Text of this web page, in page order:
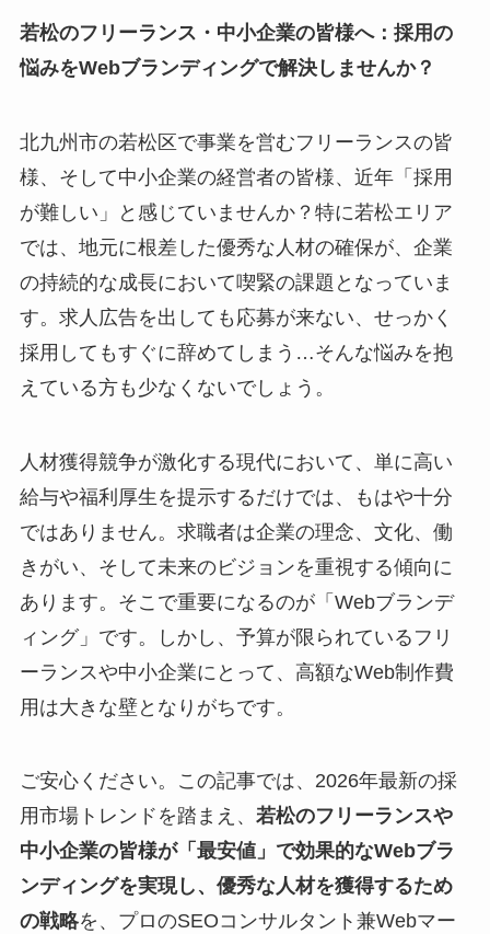
若松のフリーランス・中小企業の皆様へ：採用の
悩みをWebブランディングで解決しませんか？
北九州市の若松区で事業を営むフリーランスの皆
様、そして中小企業の経営者の皆様、近年「採用
が難しい」と感じていませんか？特に若松エリア
では、地元に根差した優秀な人材の確保が、企業
の持続的な成長において喫緊の課題となっていま
す。求人広告を出しても応募が来ない、せっかく
採用してもすぐに辞めてしまう…そんな悩みを抱
えている方も少なくないでしょう。
人材獲得競争が激化する現代において、単に高い
給与や福利厚生を提示するだけでは、もはや十分
ではありません。求職者は企業の理念、文化、働
きがい、そして未来のビジョンを重視する傾向に
あります。そこで重要になるのが「Webブランデ
ィング」です。しかし、予算が限られているフリ
ーランスや中小企業にとって、高額なWeb制作費
用は大きな壁となりがちです。
ご安心ください。この記事では、2026年最新の採
用市場トレンドを踏まえ、 若松のフリーランスや
中小企業の皆様が「最安値」で効果的なWebブラ
ンディングを実現し、優秀な人材を獲得するため
の戦略を、プロのSEOコンサルタント兼Webマー